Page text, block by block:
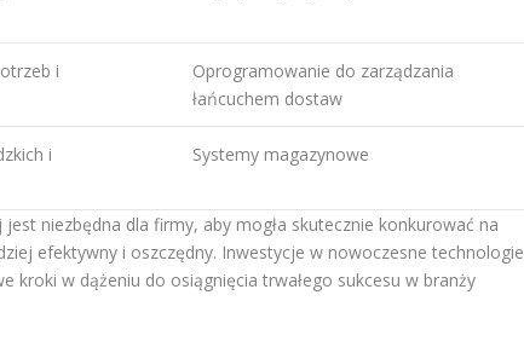
i
Oprogramowanie do zarządzania
łańcuchem dostaw
i
Systemy magazynowe
niezbędna dla firmy, aby mogła skutecznie konkurować na
efektywny i oszczędny. Inwestycje w nowoczesne technologie
kroki w dążeniu do osiągnięcia trwałego sukcesu w branży